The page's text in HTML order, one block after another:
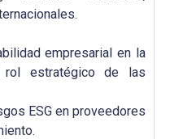
empresarial en la
estratégico de las
ESG en proveedores